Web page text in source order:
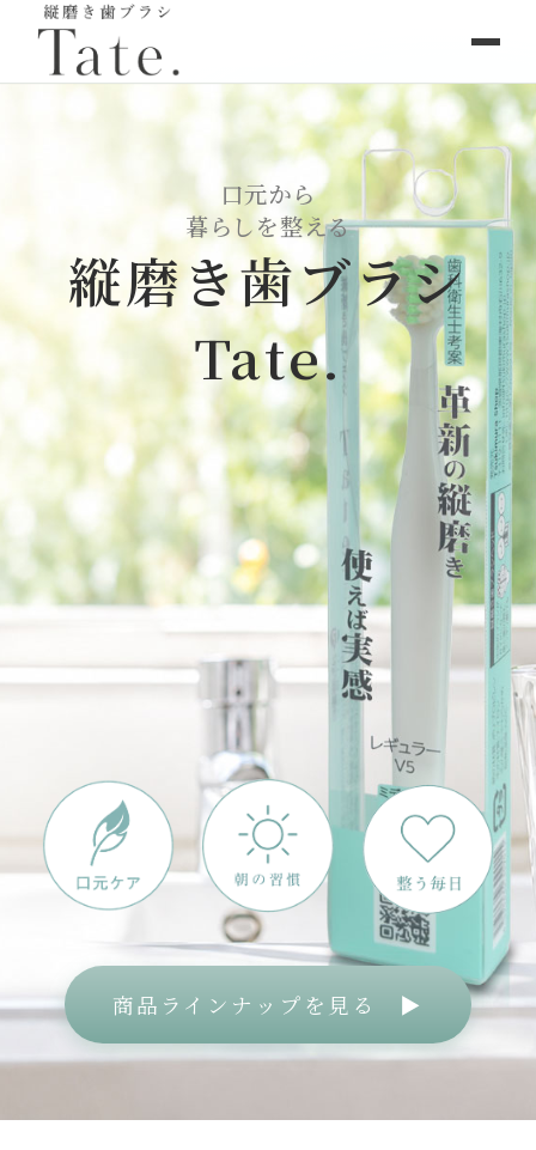
口元から
暮らしを整える
縦磨き歯ブラシ
Tate.
商品ラインナップを見る ▶